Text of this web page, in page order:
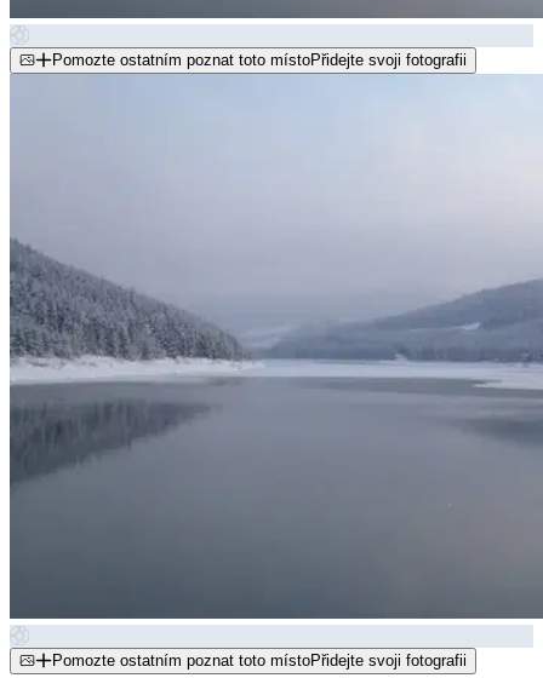
Pomozte ostatním poznat toto místoPřidejte svoji fotografii
Pomozte ostatním poznat toto místoPřidejte svoji fotografii